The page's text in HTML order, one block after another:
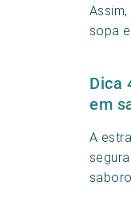
sopa
Dica
em
A